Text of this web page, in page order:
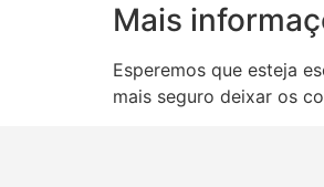
Mais
Esperemos que esteja
mais seguro deixar os